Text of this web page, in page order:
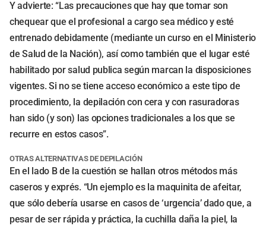
Y advierte: “Las precauciones que hay que tomar son
chequear que el profesional a cargo sea médico y esté
entrenado debidamente (mediante un curso en el Ministerio
de Salud de la Nación), así como también que el lugar esté
habilitado por salud publica según marcan la disposiciones
vigentes. Si no se tiene acceso económico a este tipo de
procedimiento, la depilación con cera y con rasuradoras
han sido (y son) las opciones tradicionales a los que se
recurre en estos casos”.
OTRAS ALTERNATIVAS DE DEPILACIÓN
En el lado B de la cuestión se hallan otros métodos más
caseros y exprés. “Un ejemplo es la maquinita de afeitar,
que sólo debería usarse en casos de ‘urgencia’ dado que, a
pesar de ser rápida y práctica, la cuchilla daña la piel, la